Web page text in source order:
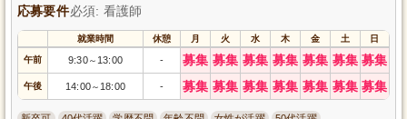
応募要件必須: 看護師
就業時間 休憩 月 火 水 木 金 土 日
午前 9:30～ 13:00 - 募集 募集 募集 募集 募集 募集 募集
午後 14:00～ 18:00 - 募集 募集 募集 募集 募集 募集 募集